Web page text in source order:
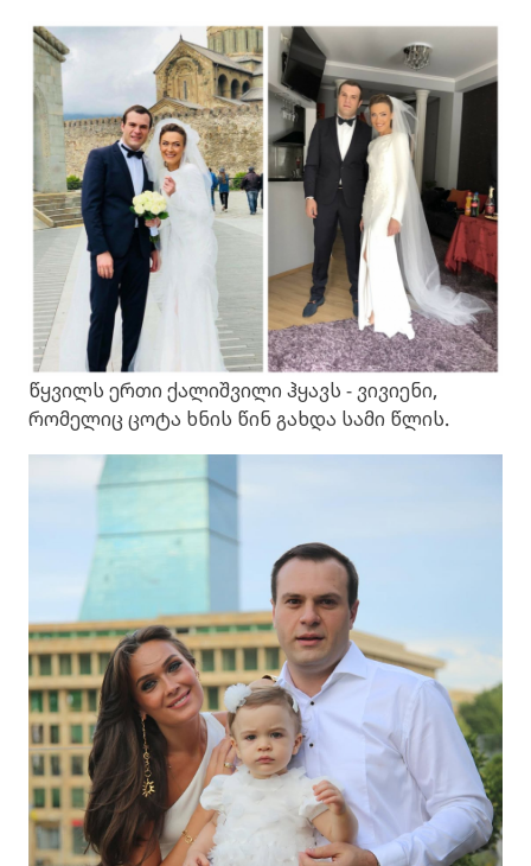
წყვილს ერთი ქალიშვილი ჰყავს - ვივიენი,
რომელიც ცოტა ხნის წინ გახდა სამი წლის.